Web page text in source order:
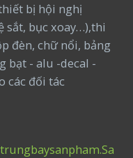
bị hội nghị
sắt, bục xoay…),thi
đèn, chữ nổi, bảng
bạt - alu -decal -
các đối tác